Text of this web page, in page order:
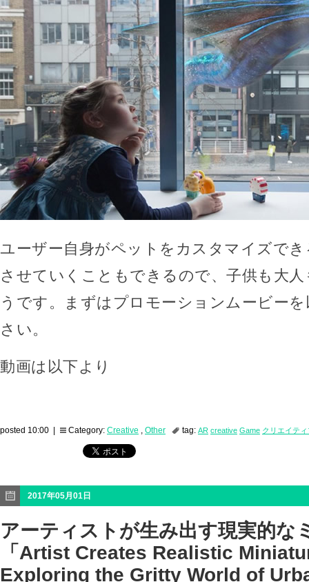
ユーザー自身がペットをカスタマイズで
させていくこともできるので、子供も大
うです。まずはプロモーションムービー
さい。
動画は以下より
posted 10:00 | Category: Creative , Other tag: AR creative Game クリエイティ
2017年05月01日
アーティストが生み出す現実的な
「Artist Creates Realistic
Exploring the Gritty World of